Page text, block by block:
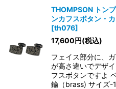
THOMPSON トン
ンカフスボタン・
[th076]
17,600円(税込)
フェイス部分に、
が高さ違いでデザ
フスボタンですよ
鍮（brass) サイズ-